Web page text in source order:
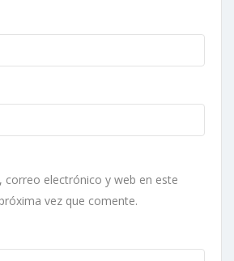
correo electrónico y web en este
vez que comente.